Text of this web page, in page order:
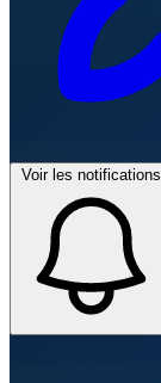
Voir les notifications